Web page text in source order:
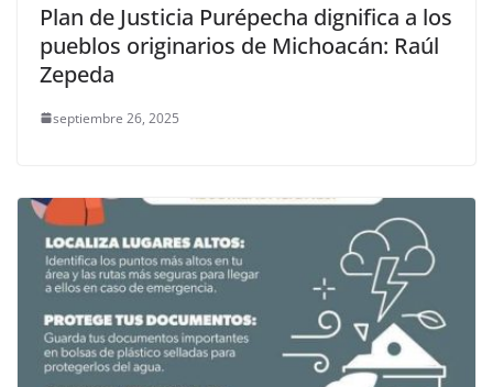
Plan de Justicia Purépecha dignifica a los
pueblos originarios de Michoacán: Raúl
Zepeda
septiembre 26, 2025